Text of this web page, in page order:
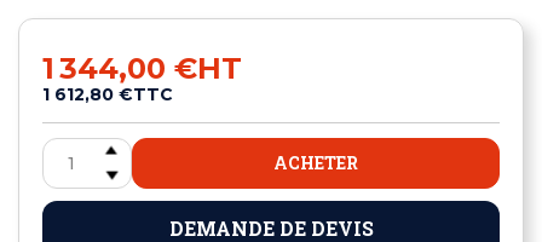
1 344,00 €HT
1 612,80 €TTC
ACHETER
DEMANDE DE DEVIS